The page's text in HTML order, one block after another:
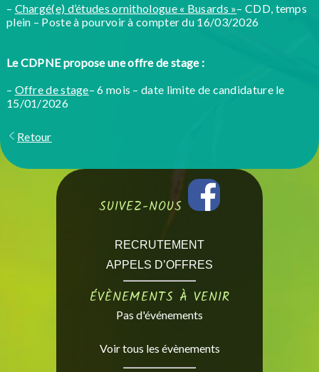
– Chargé(e) d’études ornithologue « Busards »– CDD, temps
plein – Poste à pourvoir à compter du 16/03/2026
Le CDPNE propose une offre de stage :
– Offre de stage– 6 mois – date limite de candidature le
15/01/2026
Retour
SUIVEZ-NOUS
RECRUTEMENT
APPELS D’OFFRES
ÉVÈNEMENTS À VENIR
Pas d'événements
Voir tous les évènements